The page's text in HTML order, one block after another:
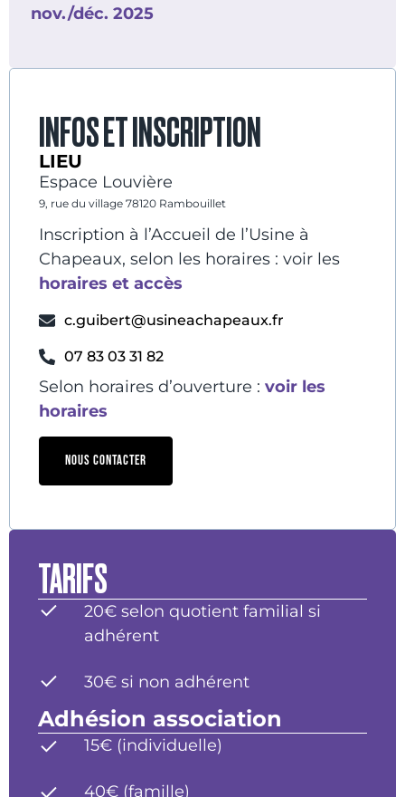
nov./déc. 2025
INFOS ET INSCRIPTION
LIEU
Espace Louvière
9, rue du village 78120 Rambouillet
Inscription à l’Accueil de l’Usine à
Chapeaux, selon les horaires : voir les
horaires et accès
c.guibert@usineachapeaux.fr
07 83 03 31 82
Selon horaires d’ouverture : voir les
horaires
NOUS CONTACTER
TARIFS
20€ selon quotient familial si
adhérent
30€ si non adhérent
Adhésion association
15€ (individuelle)
40€ (famille)